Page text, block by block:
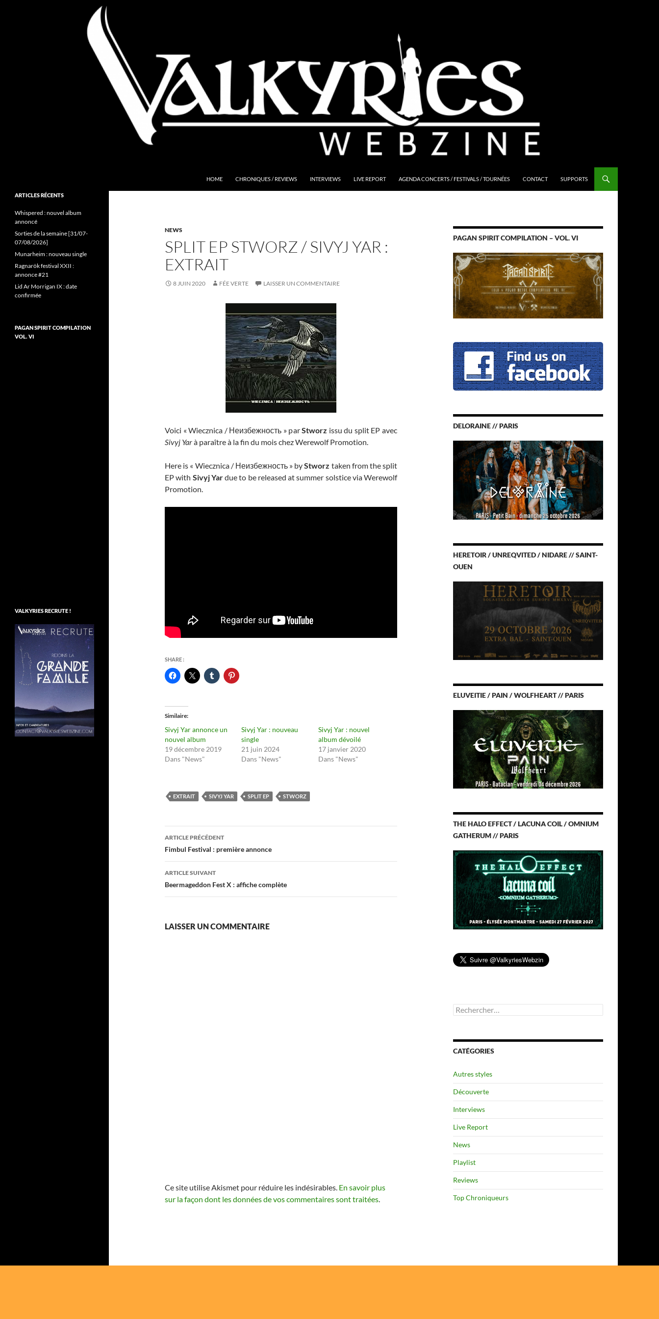
HOME CHRONIQUES / REVIEWS INTERVIEWS LIVE REPORT AGENDA CONCERTS / FESTIVALS / TOURNÉES CONTACT SUPPORTS
NEWS
SPLIT EP STWORZ / SIVYJ YAR :
EXTRAIT
8 JUIN 2020 FÉE VERTE LAISSER UN COMMENTAIRE
Voici « Wiecznica / Неизбежность » parStworz issu du split EP avec
Sivyj Yarà paraître à la fin du mois chez Werewolf Promotion.
Here is « Wiecznica / Неизбежность » byStworz taken from the split
EP with Sivyj Yardue to be released at summer solstice via Werewolf
Promotion.
SHARE :
Similaire
Sivyj Yar annonce un
nouvel album
19 décembre 2019
Dans "News"
Sivyj Yar : nouveau
single
21 juin 2024
Dans "News"
Sivyj Yar : nouvel
album dévoilé
17 janvier 2020
Dans "News"
EXTRAIT SIVYJ YAR SPLIT EP STWORZ
Navigation
des
articles
ARTICLE PRÉCÉDENT
Fimbul Festival : première annonce
ARTICLE SUIVANT
Beermageddon Fest X : affiche complète
LAISSER UN COMMENTAIRE
Ce site utilise Akismet pour réduire les indésirables. En savoir plus
sur la façon dont les données de vos commentaires sont traitées.
PAGAN SPIRIT COMPILATION – VOL. VI
DELORAINE // PARIS
HERETOIR / UNREQVITED / NIDARE // SAINT-
OUEN
ELUVEITIE / PAIN / WOLFHEART // PARIS
THE HALO EFFECT / LACUNA COIL / OMNIUM
GATHERUM // PARIS
Rechercher :
CATÉGORIES
Autres styles
Découverte
Interviews
Live Report
News
Playlist
Reviews
Top Chroniqueurs
Folk Pagan Webzine
ARTICLES RÉCENTS
Whispered : nouvel album
annoncé
Sorties de la semaine [31/07-
07/08/2026]
Munarheim : nouveau single
Ragnarök festival XXII :
annonce #21
Lid Ar Morrigan IX : date
confirmée
PAGAN SPIRIT COMPILATION
VOL. VI
VALKYRIES RECRUTE !